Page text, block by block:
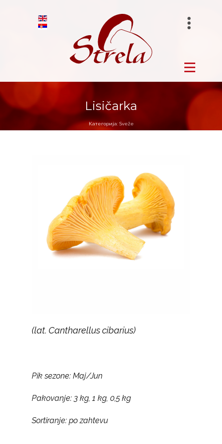
STRELA FRUIT
BIRANO
STRELA GROUP
Početna
Zamrznuto
O nama
Lisičarka
Категорија: Sveže
(lat. Cantharellus cibarius)
Pik sezone: Maj/Jun
Pakovanje: 3 kg, 1 kg, 0,5 kg
Sortiranje: po zahtevu